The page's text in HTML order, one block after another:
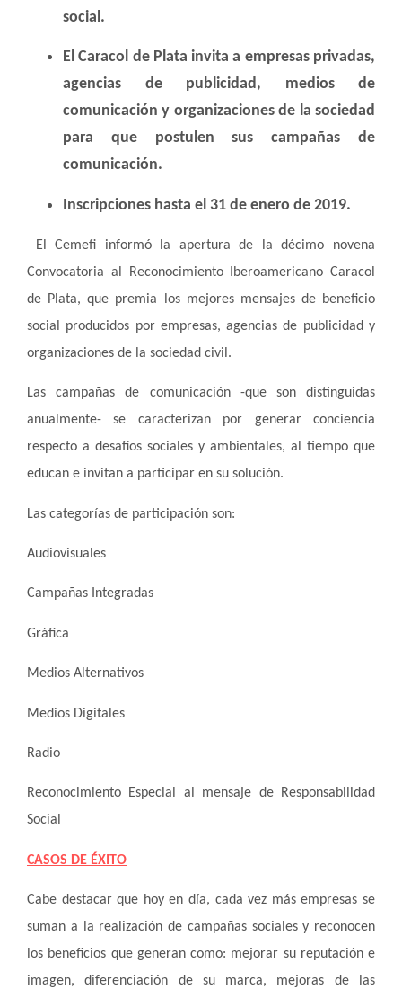
social.
El Caracol de Plata invita a empresas privadas,
agencias de publicidad, medios de
comunicación y organizaciones de la sociedad
para que postulen sus campañas de
comunicación.
Inscripciones hasta el 31 de enero de 2019.
El Cemefi informó la apertura de la décimo novena
Convocatoria al Reconocimiento Iberoamericano Caracol
de Plata, que premia los mejores mensajes de beneficio
social producidos por empresas, agencias de publicidad y
organizaciones de la sociedad civil.
Las campañas de comunicación -que son distinguidas
anualmente- se caracterizan por generar conciencia
respecto a desafíos sociales y ambientales, al tiempo que
educan e invitan a participar en su solución.
Las categorías de participación son:
Audiovisuales
Campañas Integradas
Gráfica
Medios Alternativos
Medios Digitales
Radio
Reconocimiento Especial al mensaje de Responsabilidad
Social
CASOS DE ÉXITO
Cabe destacar que hoy en día, cada vez más empresas se
suman a la realización de campañas sociales y reconocen
los beneficios que generan como: mejorar su reputación e
imagen, diferenciación de su marca, mejoras de las